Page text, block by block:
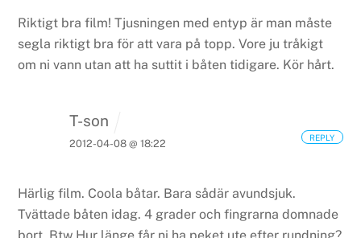
Riktigt bra film! Tjusningen med entyp är man måste
segla riktigt bra för att vara på topp. Vore ju tråkigt
om ni vann utan att ha suttit i båten tidigare. Kör hårt.
T-son
2012-04-08 @ 18:22
Härlig film. Coola båtar. Bara sådär avundsjuk.
Tvättade båten idag. 4 grader och fingrarna domnade
bort. Btw Hur länge får ni ha peket ute efter rundning?
REPLY